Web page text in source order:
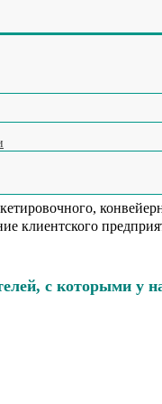
весу (чеквейер)
для пищевых,
клиентского
с которыми у